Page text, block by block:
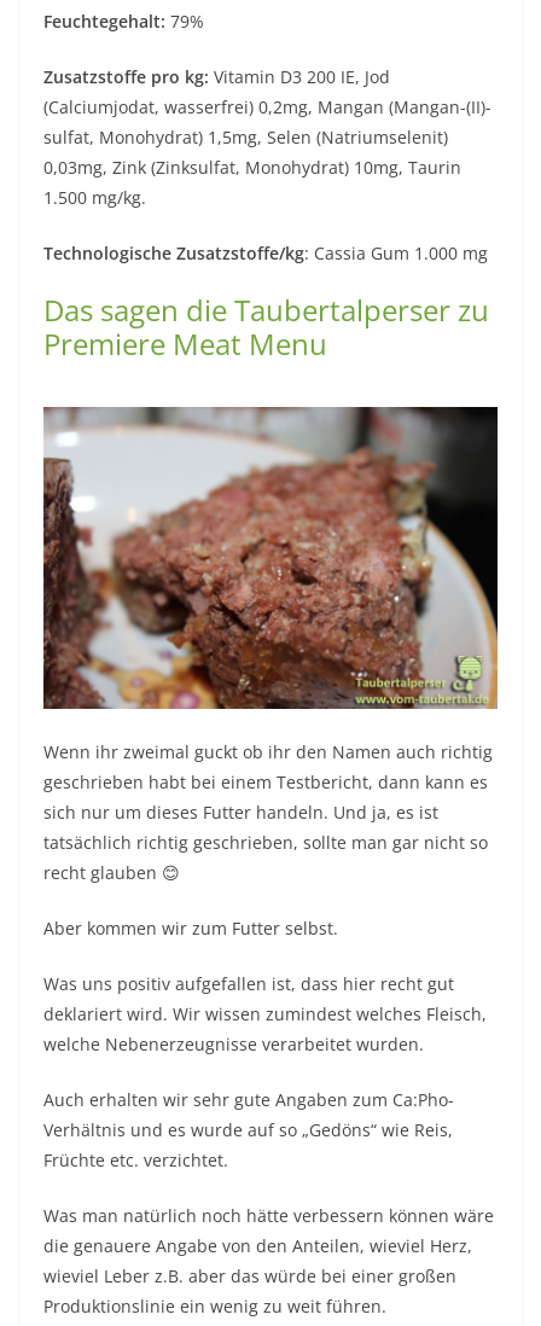
Feuchtegehalt: 79%
Zusatzstoffe pro kg: Vitamin D3 200 IE, Jod
(Calciumjodat, wasserfrei) 0,2mg, Mangan (Mangan-(II)-
sulfat, Monohydrat) 1,5mg, Selen (Natriumselenit)
0,03mg, Zink (Zinksulfat, Monohydrat) 10mg, Taurin
1.500 mg/kg.
Technologische Zusatzstoffe/kg: Cassia Gum 1.000 mg
Das sagen die Taubertalperser zu
Premiere Meat Menu
Wenn ihr zweimal guckt ob ihr den Namen auch richtig
geschrieben habt bei einem Testbericht, dann kann es
sich nur um dieses Futter handeln. Und ja, es ist
tatsächlich richtig geschrieben, sollte man gar nicht so
recht glauben 😊
Aber kommen wir zum Futter selbst.
Was uns positiv aufgefallen ist, dass hier recht gut
deklariert wird. Wir wissen zumindest welches Fleisch,
welche Nebenerzeugnisse verarbeitet wurden.
Auch erhalten wir sehr gute Angaben zum Ca:Pho-
Verhältnis und es wurde auf so „Gedöns“ wie Reis,
Früchte etc. verzichtet.
Was man natürlich noch hätte verbessern können wäre
die genauere Angabe von den Anteilen, wieviel Herz,
wieviel Leber z.B. aber das würde bei einer großen
Produktionslinie ein wenig zu weit führen.